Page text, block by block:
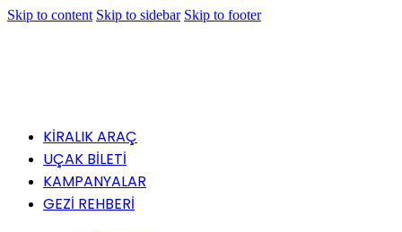
Skip to content Skip to sidebar Skip to footer
KİRALIK ARAÇ
UÇAK BİLETİ
KAMPANYALAR
GEZİ REHBERİ